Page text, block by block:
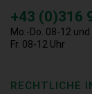
+43 (0)316
Mo.-Do. 08-12
Fr. 08-12 Uhr
RECHTLICHE